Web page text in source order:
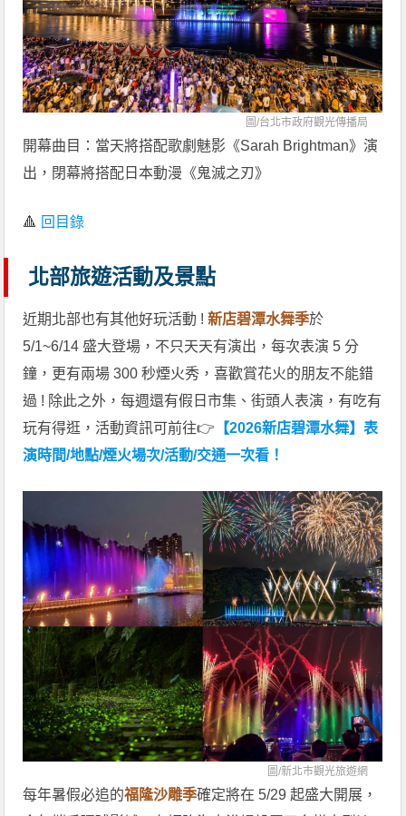
圖/台北市政府觀光傳播局
開幕曲目：當天將搭配歌劇魅影《Sarah Brightman》演
出，閉幕將搭配日本動漫《鬼滅之刃》
🔺 回目錄
北部旅遊活動及景點
近期北部也有其他好玩活動 ! 新店碧潭水舞季於
5/1~6/14 盛大登場，不只天天有演出，每次表演 5 分
鐘，更有兩場 300 秒煙火秀，喜歡賞花火的朋友不能錯
過 ! 除此之外，每週還有假日市集、街頭人表演，有吃有
玩有得逛，活動資訊可前往👉 【2026新店碧潭水舞】表
演時間/地點/煙火場次/活動/交通一次看！
圖/新北市觀光旅遊網
每年暑假必追的福隆沙雕季確定將在 5/29 起盛大開展，